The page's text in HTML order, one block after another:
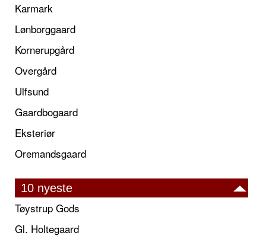
Karmark
Lønborggaard
Kornerupgård
Overgård
Ulfsund
Gaardbogaard
Eksteriør
Oremandsgaard
10 nyeste
Tøystrup Gods
Gl. Holtegaard